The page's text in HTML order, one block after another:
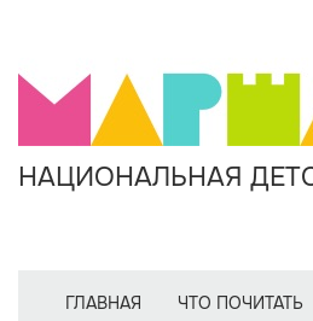
НАЦИОНАЛЬНАЯ
ГЛАВНАЯ ЧТО ПОЧИТАТЬ